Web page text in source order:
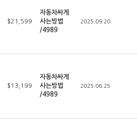
$21,599
자동차싸게
사는방법
/4989
2025.09.20
$13,199
자동차싸게
사는방법
/4989
2025.06.25